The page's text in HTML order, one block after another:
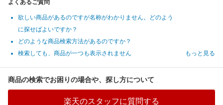
よくあるご質問
欲しい商品があるのですが名称がわかりません。どのよう
に探せばよいですか？
どのような商品検索方法があるのですか？
検索しても、商品が一つも表示されません
もっと見る
商品の検索でお困りの場合や、探し方について
楽天のスタッフに質問する